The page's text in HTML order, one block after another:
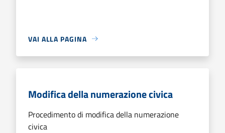
VAI ALLA PAGINA
Modifica della numerazione civica
Procedimento di modifica della numerazione
civica